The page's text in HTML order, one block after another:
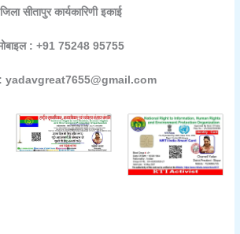
जिला सीतापुर कार्यकारिणी इकाई
: +91 75248 95755
yadavgreat7655@gmail.com